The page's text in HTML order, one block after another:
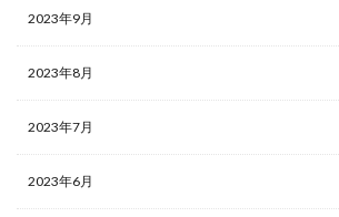
2023年9月
2023年8月
2023年7月
2023年6月